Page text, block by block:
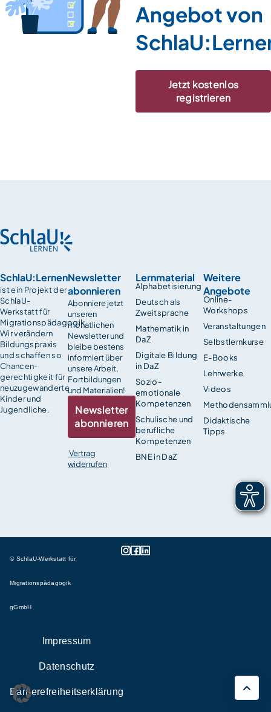
Angebot von
Jetzt kostenlos
registrieren
SchlaU:Lernen
ist ein Projekt der
SchlaU-
Werkstatt für
Migrationspädagogik.
Wir verändern
Bildungspraxis
und schaffen so
Chancen­
gerechtigkeit für
neuzugewanderte
Kinder und
Jugendliche.
Lernmaterial
Alphabetisierung
Deutsch als
Zweitsprache
Mathematik in
DaZ
Digitale Bildung
in DaZ
Sozio-
emotionale
Kompetenzen
Schulische und
berufliche
Kompetenzen
BNE in DaZ
Weitere
Angebote
Online-
Workshops
Veranstaltungen
Selbstlernkurse
E-Books
Lehrwerke
Videos
Didaktische
Tipps
Newsletter
abonnieren
Abonniere jetzt
unseren
monatlichen
Newsletter und
bleibe bestens
informiert über
unsere Arbeit,
Fortbildungen
und Materialien!
Newsletter
abonnieren
Vertrag
widerrufen
© SchlaU-Werkstatt für
Migrationspädagogik
gGmbH
Impressum
Datenschutz
Barrierefreiheitserklärung